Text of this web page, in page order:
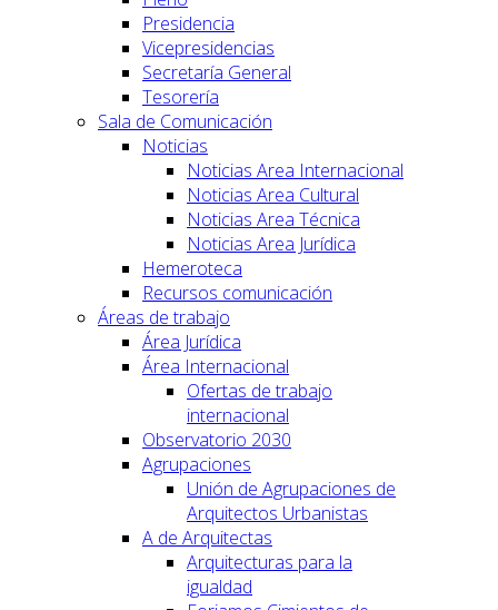
Presidencia
Vicepresidencias
Secretaría General
Tesorería
Sala de Comunicación
Noticias
Noticias Area Internacional
Noticias Area Cultural
Noticias Area Técnica
Noticias Area Jurídica
Hemeroteca
Recursos comunicación
Áreas de trabajo
Área Jurídica
Área Internacional
Ofertas de trabajo
internacional
Observatorio 2030
Agrupaciones
Unión de Agrupaciones de
Arquitectos Urbanistas
A de Arquitectas
Arquitecturas para la
igualdad